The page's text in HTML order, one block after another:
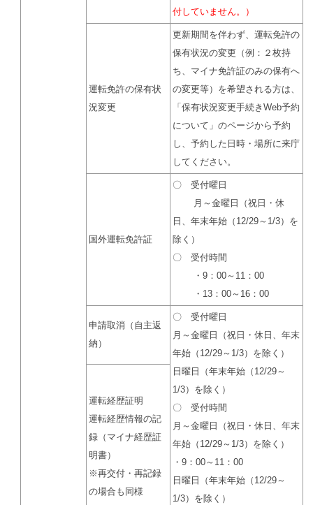
付していません。）
運転免許の保有状
況変更
更新期間を伴わず、運転免許の
保有状況の変更（例：２枚持
ち、マイナ免許証のみの保有へ
の変更等）を希望される方は、
「保有状況変更手続きWeb予約
について」のページから予約
し、予約した日時・場所に来庁
してください。
国外運転免許証
〇 受付曜日
月～金曜日（祝日・休
日、年末年始（12/29～1/3）を
除く）
〇 受付時間
・9：00～11：00
・13：00～16：00
申請取消（自主返
納）
〇 受付曜日
月～金曜日（祝日・休日、年末
年始（12/29～1/3）を除く）
日曜日（年末年始（12/29～
1/3）を除く）
〇 受付時間
月～金曜日（祝日・休日、年末
年始（12/29～1/3）を除く）
・9：00～11：00
日曜日（年末年始（12/29～
1/3）を除く）
運転経歴証明
運転経歴情報の記
録（マイナ経歴証
明書）
※再交付・再記録
の場合も同様